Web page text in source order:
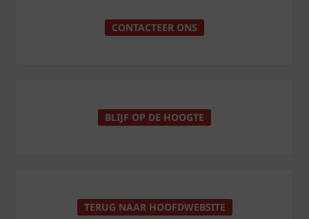
CONTACTEER ONS
BLIJF OP DE HOOGTE
TERUG NAAR HOOFDWEBSITE